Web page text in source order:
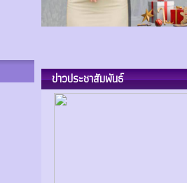
ข่าวประชาสัมพันธ์